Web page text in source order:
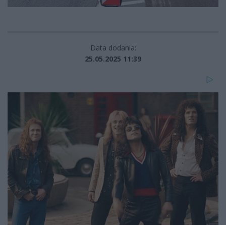
Data dodania:
25.05.2025 11:39